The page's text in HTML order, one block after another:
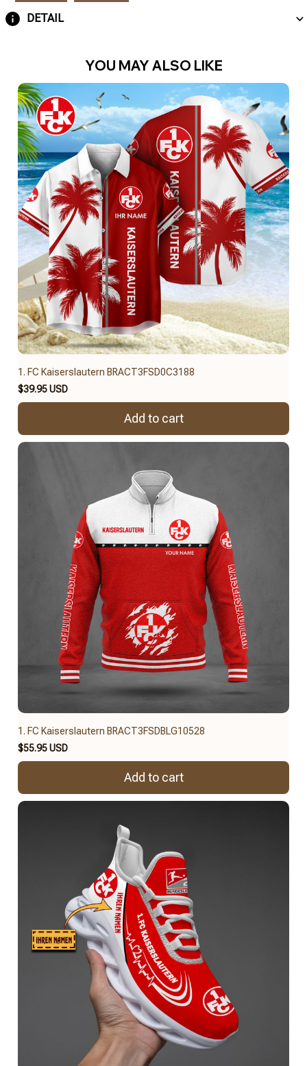
DETAIL
YOU MAY ALSO LIKE
1. FC Kaiserslautern BRACT3FSD0C3188
$39.95 USD
Add to cart
1. FC Kaiserslautern BRACT3FSDBLG10528
$55.95 USD
Add to cart